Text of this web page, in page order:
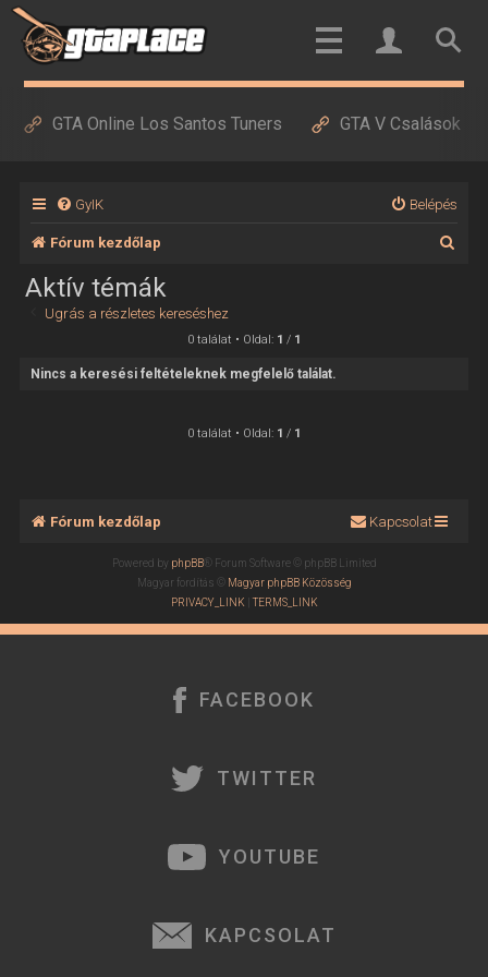
GTA Online Los Santos Tuners GTA V Csalások
GyIK Belépés
Fórum kezdőlap
Aktív témák
Ugrás a részletes kereséshez
0 találat • Oldal: 1 / 1
Nincs a keresési feltételeknek megfelelő találat.
0 találat • Oldal: 1 / 1
Fórum kezdőlap Kapcsolat
Powered by phpBB® Forum Software © phpBB Limited
Magyar fordítás ©
Magyar phpBB Közösség
PRIVACY_LINK| TERMS_LINK
FACEBOOK
TWITTER
YOUTUBE
KAPCSOLAT